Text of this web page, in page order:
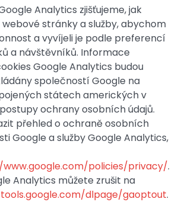
Analytics zjišťujeme, jak
stránky a služby, abychom
a vyvíjeli je podle preferencí
a návštěvníků. Informace
Google Analytics budou
společností Google na
státech amerických v
ochrany osobních údajů.
přehled o ochraně osobních
Google a služby Google Analytics,
policies/privacy/.
Analytics můžete zrušit na
dlpage/gaoptout.